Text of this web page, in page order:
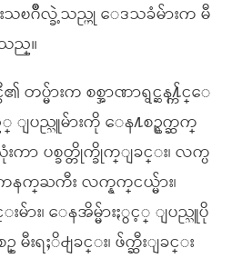
ၿဂိဳလ္ခဲ့သည္ဟု ေဒသခံမ်ားက မီ
ည္။
မ်ားက စစ္အာဏာရွင္ဆန႔္က်င္ေ
ည္သူမ်ားကို ေန႔စဥ္ရက္ဆက္
ာ ပစ္ခတ္တိုက္ခိုက္ျခင္း၊ လက္ပ
လကနက္ႀကီး လက္နက္ငယ္မ်ား၊
မ်ား၊ ေနအိမ္မ်ားႏွင့္ ျပည္သူပို
မီးရႈိ႕ျခင္း၊ ဖ်က္ဆီးျခင္း